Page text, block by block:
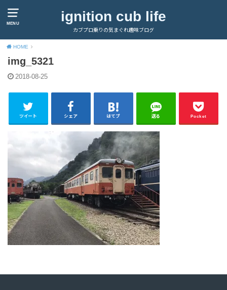
MENU ignition cub life
カブプロ乗りの気まぐれ趣味ブログ
HOME
img_5321
2018-08-25
ツイート シェア はてブ 送る Pocket